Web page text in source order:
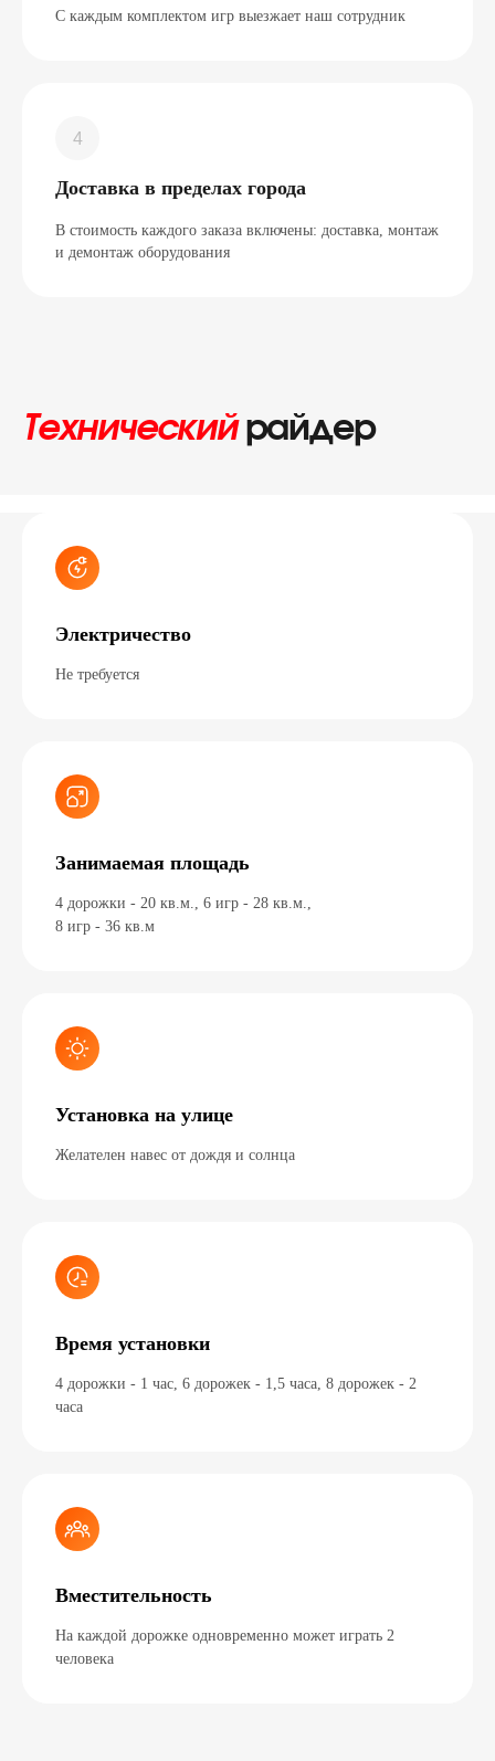
С каждым комплектом игр выезжает наш сотрудник
Доставка в пределах города
В стоимость каждого заказа включены: доставка, монтаж
и демонтаж оборудования
Техническийрайдер
Электричество
Не требуется
Занимаемая площадь
4 дорожки - 20 кв.м., 6 игр - 28 кв.м.,
8 игр - 36 кв.м
Установка на улице
Желателен навес от дождя и солнца
Время установки
4 дорожки - 1 час, 6 дорожек - 1,5 часа, 8 дорожек - 2
часа
Вместительность
На каждой дорожке одновременно может играть 2
человека